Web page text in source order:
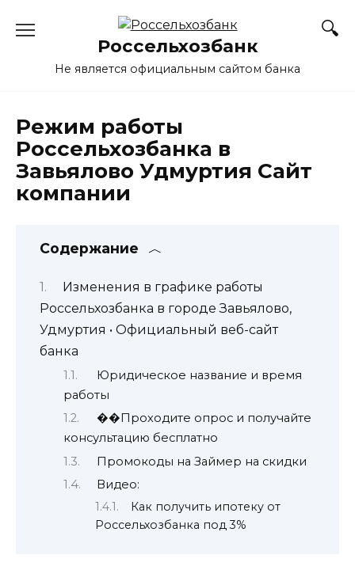
Россельхозбанк
Не является официальным сайтом банка
Режим работы
Россельхозбанка в
Завьялово Удмуртия Сайт
компании
Содержание
Изменения в графике работы
Россельхозбанка в городе Завьялово,
Удмуртия • Официальный веб-сайт
банка
Юридическое название и время
работы
��Проходите опрос и получайте
консультацию бесплатно
Промокоды на Займер на скидки
Видео:
Как получить ипотеку от
Россельхозбанка под 3%